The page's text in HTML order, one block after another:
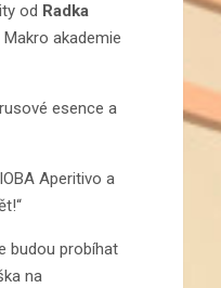
od Radka
Makro akademie
esence a
Aperitivo a
budou probíhat
na